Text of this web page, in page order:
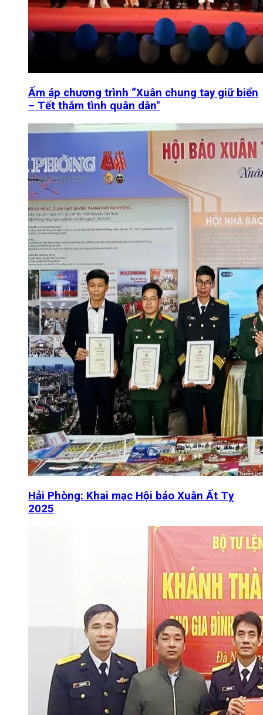
Ấm áp chương trình “Xuân chung tay giữ biển
– Tết thắm tình quân dân"
Hải Phòng: Khai mạc Hội báo Xuân Ất Tỵ
2025